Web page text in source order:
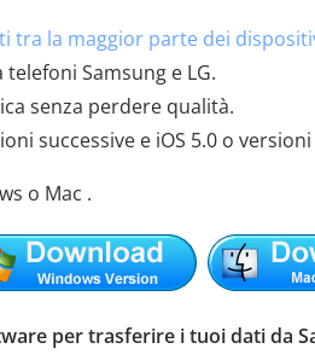
tra la maggior parte dei
Samsung e LG.
senza perdere qualità.
successive e iOS 5.0 o versioni
o Mac .
per trasferire i tuoi dati da